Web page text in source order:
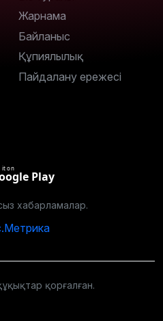
Жарнама
Байланыс
Құпиялылық
Пайдалану ережесі
it on
Play
хабарламалар.
қорғалған.